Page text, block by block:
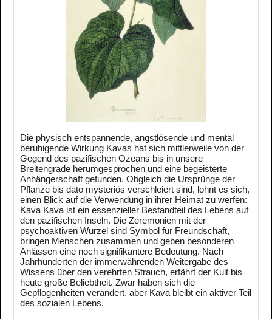
Die physisch entspannende, angstlösende und mental
beruhigende Wirkung Kavas hat sich mittlerweile von der
Gegend des pazifischen Ozeans bis in unsere
Breitengrade herumgesprochen und eine begeisterte
Anhängerschaft gefunden. Obgleich die Ursprünge der
Pflanze bis dato mysteriös verschleiert sind, lohnt es sich,
einen Blick auf die Verwendung in ihrer Heimat zu werfen:
Kava Kava ist ein essenzieller Bestandteil des Lebens auf
den pazifischen Inseln. Die Zeremonien mit der
psychoaktiven Wurzel sind Symbol für Freundschaft,
bringen Menschen zusammen und geben besonderen
Anlässen eine noch signifikantere Bedeutung. Nach
Jahrhunderten der immerwährenden Weitergabe des
Wissens über den verehrten Strauch, erfährt der Kult bis
heute große Beliebtheit. Zwar haben sich die
Gepflogenheiten verändert, aber Kava bleibt ein aktiver Teil
des sozialen Lebens.